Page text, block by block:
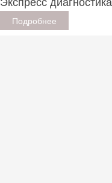
Подробнее